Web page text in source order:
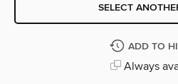
SELECT
ADD TO
Always